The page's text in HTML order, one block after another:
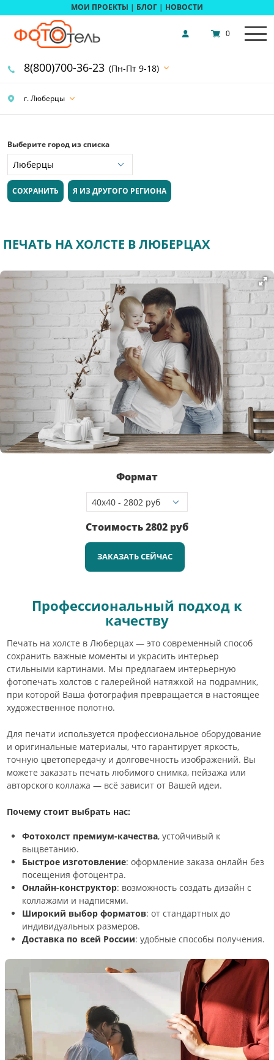
МОИ ПРОЕКТЫ | БЛОГ | НОВОСТИ
г. Люберцы
8(800)700-36-23 (Пн-Пт 9-18)
0
Выберите город из списка
СОХРАНИТЬ Я ИЗ ДРУГОГО РЕГИОНА
ПЕЧАТЬ НА ХОЛСТЕ В ЛЮБЕРЦАХ
Формат
Стоимость2802 руб
ЗАКАЗАТЬ СЕЙЧАС
Профессиональный подход к
качеству
Печать на холсте в Люберцах — это современный способ
сохранить важные моменты и украсить интерьер
стильными картинами. Мы предлагаем интерьерную
фотопечать холстов с галерейной натяжкой на подрамник,
при которой Ваша фотография превращается в настоящее
художественное полотно.
Для печати используется профессиональное оборудование
и оригинальные материалы, что гарантирует яркость,
точную цветопередачу и долговечность изображений. Вы
можете заказать печать любимого снимка, пейзажа или
авторского коллажа — всё зависит от Вашей идеи.
Почему стоит выбрать нас:
Фотохолст премиум-качества, устойчивый к
выцветанию.
Быстрое изготовление: оформление заказа онлайн без
посещения фотоцентра.
Онлайн-конструктор: возможность создать дизайн с
коллажами и надписями.
Широкий выбор форматов: от стандартных до
индивидуальных размеров.
Доставка по всей России: удобные способы получения.